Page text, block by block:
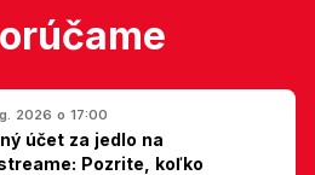
2026 o 17:00
účet za jedlo na
Pozrite, koľko